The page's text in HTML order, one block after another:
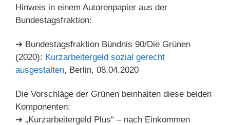
Hinweis in einem Autorenpapier aus der
Bundestagsfraktion:
➔ Bundestagsfraktion Bündnis 90/Die Grünen
(2020): Kurzarbeitergeld sozial gerecht
ausgestalten, Berlin, 08.04.2020
Die Vorschläge der Grünen beinhalten diese beiden
Komponenten:
➔ „Kurzarbeitergeld Plus“ – nach Einkommen